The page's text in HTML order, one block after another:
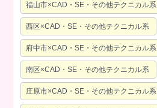
福山市×CAD・SE・その他テクニカル系
西区×CAD・SE・その他テクニカル系
府中市×CAD・SE・その他テクニカル系
南区×CAD・SE・その他テクニカル系
庄原市×CAD・SE・その他テクニカル系